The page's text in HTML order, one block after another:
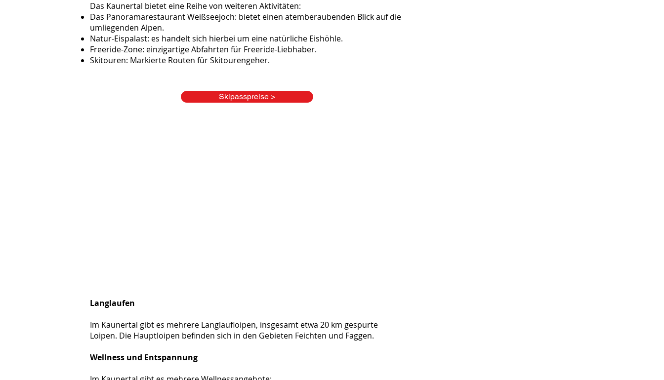
Das Kaunertal bietet eine Reihe von weiteren Aktivitäten:
Das Panoramarestaurant Weißseejoch: bietet einen atemberaubenden Blick auf die
umliegenden Alpen.
Natur-Eispalast: es handelt sich hierbei um eine natürliche Eishöhle.
Freeride-Zone: einzigartige Abfahrten für Freeride-Liebhaber.
Skitouren: Markierte Routen für Skitourengeher.
Skipasspreise >
Langlaufen
Im Kaunertal gibt es mehrere Langlaufloipen, insgesamt etwa 20 km gespurte
Loipen. Die Hauptloipen befinden sich in den Gebieten Feichten und Faggen.
Wellness und Entspannung